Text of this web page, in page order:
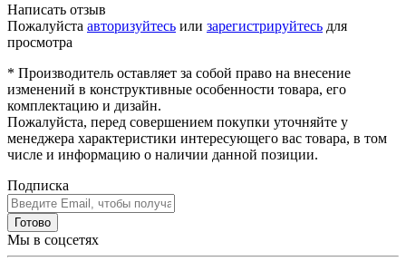
Написать отзыв
Пожалуйста авторизуйтесь или зарегистрируйтесь для
просмотра
* Производитель оставляет за собой право на внесение
изменений в конструктивные особенности товара, его
комплектацию и дизайн.
Пожалуйста, перед совершением покупки уточняйте у
менеджера характеристики интересующего вас товара, в том
числе и информацию о наличии данной позиции.
Подписка
Готово
Мы в соцсетях